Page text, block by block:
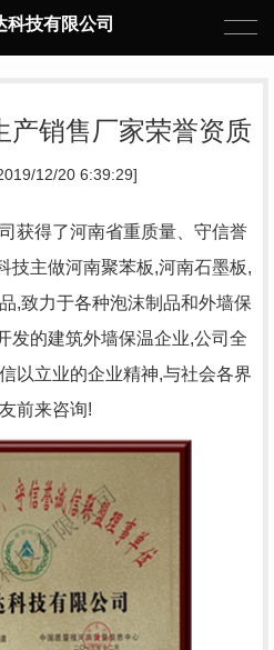
科技有限公司
产销售厂家荣誉资质
12/20 6:39:29]
获得了河南省重质量、守信誉
技主做河南聚苯板,河南石墨板,
,致力于各种泡沫制品和外墙保
发的建筑外墙保温企业,公司全
以立业的企业精神,与社会各界
前来咨询!